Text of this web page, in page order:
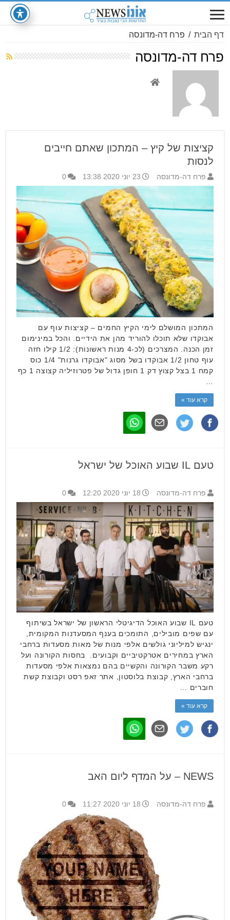
דף הבית / פרח דה-מדונסה
פרח דה-מדונסה
קציצות של קיץ – המתכון שאתם חייבים
לנסות
פרח דה-מדונסה 23 יוני 2020 13:38 0
המתכון המושלם לימי הקיץ החמים – קציצות עוף עם
אבוקדו שלא תוכלו להוריד מהן את הידיים. והכל במינימום
זמן הכנה. המצרכים (לכ-4 מנות ראשונות): 1/2 קילו חזה
עוף טחון 1/2 אבוקדו בשל מסוג "אבוקדו גרנות" 1/4 כוס
קמח 1 בצל קצוץ דק 1 חופן גדול של פטרוזיליה קצוצה 1 כף
קרא עוד »
טעם IL שבוע האוכל של ישראל
פרח דה-מדונסה 18 יוני 2020 12:20 0
טעם IL שבוע האוכל הדיגיטלי הראשון של ישראל בשיתוף
עם שפים מובילים, התומכים בענף המסעדנות המקומית,
ינגיש למיליוני גולשים אלפי מנות של מאות מסעדות ברחבי
הארץ במחירים אטרקטיביים וקבועים. בחסות הקורונה ועל
רקע משבר הקורונה והקשיים בהם נמצאות אלפי מסעדות
ברחבי הארץ, קבוצת בלוסטון, אתר זאפ רסט וקבוצת קשת
חוברים …
קרא עוד »
NEWS – על המדף ליום האב
פרח דה-מדונסה 18 יוני 2020 11:27 0